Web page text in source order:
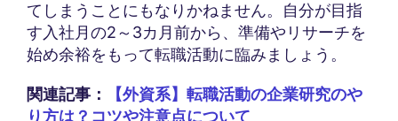
てしまうことにもなりかねません。自分が目指
す入社月の2～3カ月前から、準備やリサーチを
始め余裕をもって転職活動に臨みましょう。
関連記事：
【外資系】転職活動の企業研究のや
り方は？コツや注意点について